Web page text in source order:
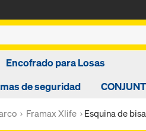
Encofrado para Losas
de seguridad
Framax Xlife Esquina de